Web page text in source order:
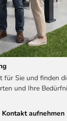
für Sie und finden
und Ihre
aufnehmen